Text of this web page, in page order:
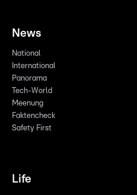
News
National
International
Panorama
Tech-World
Meenung
Faktencheck
Safety First
Life